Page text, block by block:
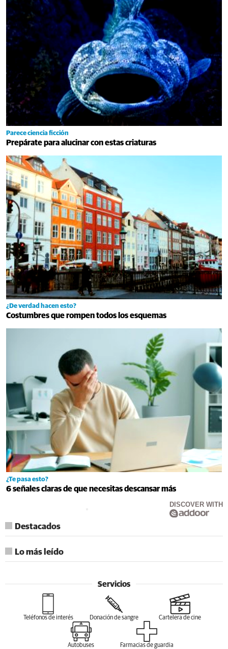
Parece ciencia ficción
Prepárate para alucinar con estas criaturas
¿De verdad hacen esto?
Costumbres que rompen todos los esquemas
¿Te pasa esto?
6 señales claras de que necesitas descansar más
DISCOVER WITH
Destacados
Lo más leído
Servicios
Teléfonos de interés Donación de sangre Cartelera de cine
Autobuses Farmacias de guardia